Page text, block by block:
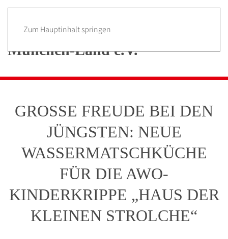
Zum Hauptinhalt springen
GROSSE FREUDE BEI DEN J
ÜNGSTEN: NEUE W
ASSERMATSCHKÜCHE F
ÜR DIE AWO-K
INDERKRIPPE „HAUS DER K
LEINEN STROLCHE“